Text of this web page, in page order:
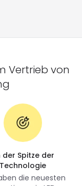
Vertrieb von
der Spitze der
Technologie
die neuesten